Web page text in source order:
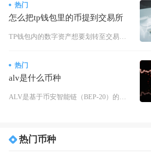
热门
怎么把tp钱包里的币提到交易所
热门
alv是什么币种
ALV是基于币安智能链（BEP-20）的多项目代币统称，市场上主要指代AlveyChain
热门币种